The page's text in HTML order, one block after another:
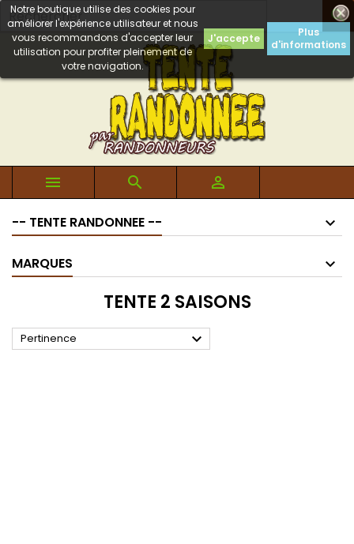

Notre boutique utilise des cookies pour
améliorer l'expérience utilisateur et nous
vous recommandons d'accepter leur
utilisation pour profiter pleinement de
votre navigation.
J'accepte
Plus
d'informations
  
-- TENTE RANDONNEE --
MARQUES
TENTE 2 SAISONS
Pertinence 